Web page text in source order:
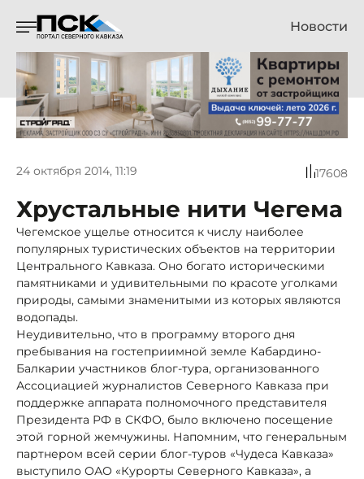
Новости
24 октября 2014, 11:19 17608
Хрустальные нити Чегема
Чегемское ущелье относится к числу наиболее
популярных туристических объектов на территории
Центрального Кавказа. Оно богато историческими
памятниками и удивительными по красоте уголками
природы, самыми знаменитыми из которых являются
водопады.
Неудивительно, что в программу второго дня
пребывания на гостеприимной земле Кабардино-
Балкарии участников блог-тура, организованного
Ассоциацией журналистов Северного Кавказа при
поддержке аппарата полномочного представителя
Президента РФ в СКФО, было включено посещение
этой горной жемчужины. Напомним, что генеральным
партнером всей серии блог-туров «Чудеса Кавказа»
выступило ОАО «Курорты Северного Кавказа», а